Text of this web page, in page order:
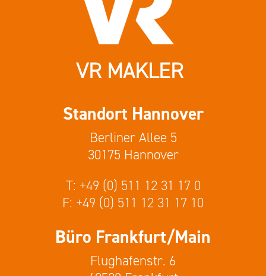
VR MAKLER
Standort Hannover
Berliner Allee 5
30175 Hannover
T: +49 (0) 511 12 31 17 0
F: +49 (0) 511 12 31 17 10
Büro Frankfurt/Main
Flughafenstr. 6